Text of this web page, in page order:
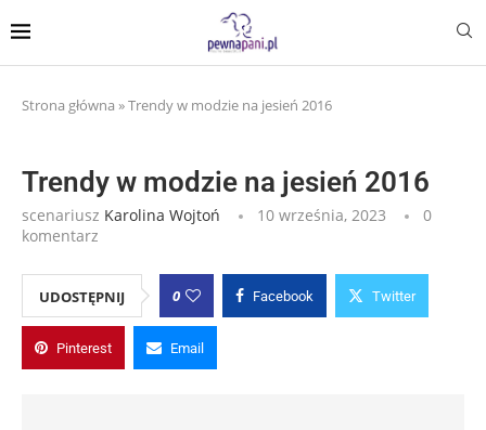
Strona główna »Trendy w modzie na jesień 2016
Trendy w modzie na jesień 2016
scenariusz Karolina Wojtoń 10 września, 2023
0
komentarz
UDOSTĘPNIJ 0 Facebook Twitter
Pinterest Email